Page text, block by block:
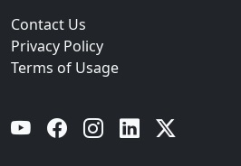
Contact Us
Privacy Policy
Terms of Usage
YouTube Facebook Instagram Linkedin